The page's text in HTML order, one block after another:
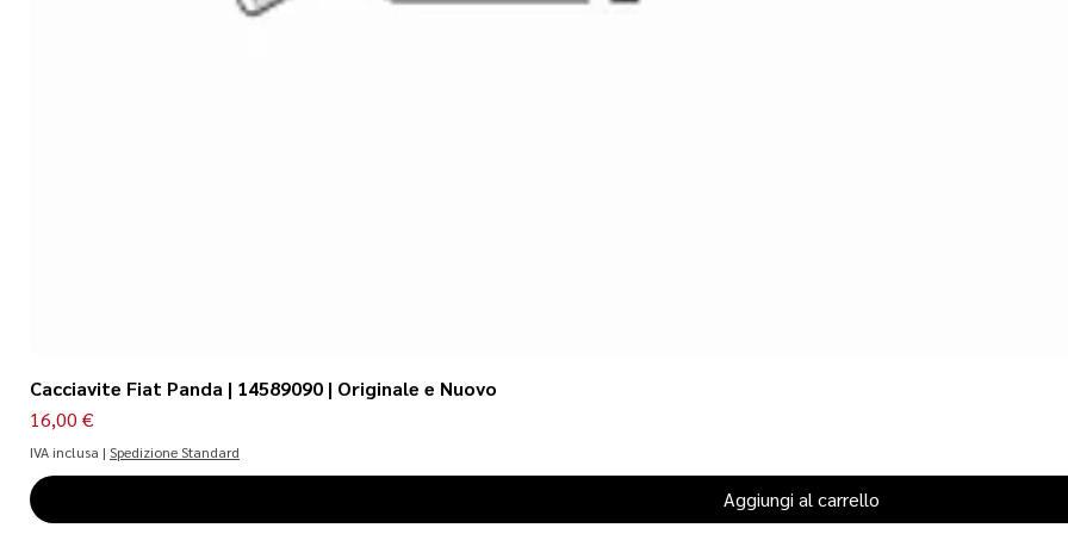
Cacciavite Fiat Panda | 14589090 | Originale e Nuovo
Prezzo
16,00 €
IVA inclusa | Spedizione Standard
Aggiungi al carrello